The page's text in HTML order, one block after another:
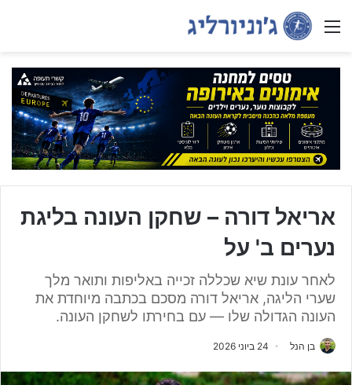
Menu
אריאל דורה – שחקן העונה בליגת
נערים ב' על
לאחר עונת שיא שכללה זכייה באליפות ותואר מלך
שערי הליגה, אריאל דורה מסכם בכתבה מיוחדת את
העונה הגדולה שלו — עם בחירתו לשחקן העונה.
בן הנל 24 ביוני 2026